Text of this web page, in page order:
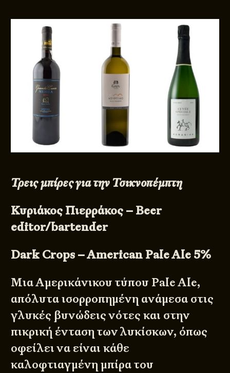
Τρεις μπίρες για την Τσικνοπέμπτη
Κυριάκος Πιερράκος – Beer
editor/bartender
Dark Crops – American Pale Ale 5%
Μια Αμερικάνικου τύπου Pale Ale,
απόλυτα ισορροπημένη ανάμεσα στις
γλυκές βυνώδεις νότες και στην
πικρική ένταση των λυκίσκων, όπως
οφείλει να είναι κάθε
καλοφτιαγμένη μπίρα του